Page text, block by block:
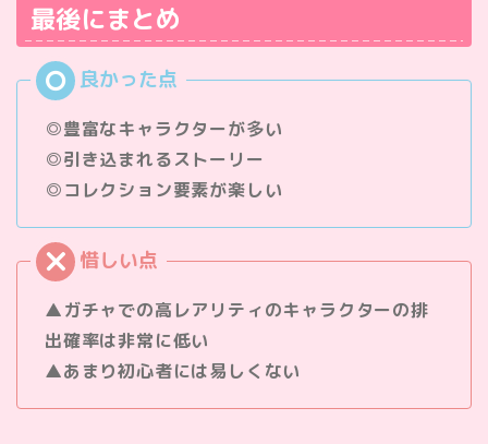
最後にまとめ
◎豊富なキャラクターが多い
◎引き込まれるストーリー
◎コレクション要素が楽しい
▲ガチャでの高レアリティのキャラクターの排
出確率は非常に低い
▲あまり初心者には易しくない